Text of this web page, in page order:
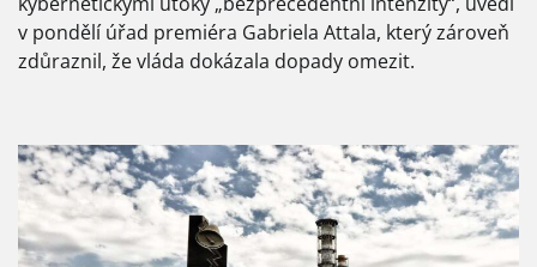
v pondělí úřad premiéra Gabriela Attala, který zároveň
zdůraznil, že vláda dokázala dopady omezit.